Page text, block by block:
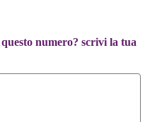
numero? scrivi la tua